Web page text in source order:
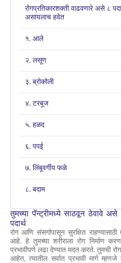
रोगप्रतिकारशक्ती वाढवणारे असे ८
असायलाच हवेत
१. आले
२. लसूण
३. ब्रोकोली
४. टरबूज
५. हळद
६. पपई
७. लिंबूवर्गीय फळे
८. बदाम
तुमच्या पॅन्ट्रीमध्ये साठवून ठेवावे असे
पदार्थ
रोग आणि संसर्गापासून सुरक्षित
आहे. हे तुमच्या शरीराला रोग निर्माण
प्रभावीपणे लढा देण्यात मदत करते. तुमची
आहेत, त्यातील सर्वात प्रभावी मार्ग